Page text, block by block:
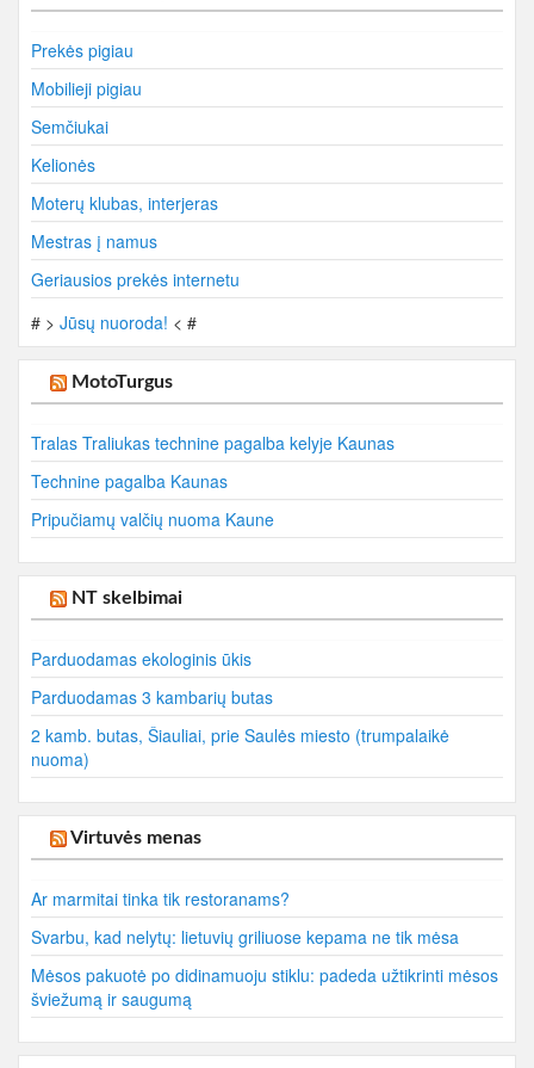
Prekės pigiau
Mobilieji pigiau
Semčiukai
Kelionės
Moterų klubas, interjeras
Mestras į namus
Geriausios prekės internetu
# > Jūsų nuoroda! < #
MotoTurgus
Tralas Traliukas technine pagalba kelyje Kaunas
Technine pagalba Kaunas
Pripučiamų valčių nuoma Kaune
NT skelbimai
Parduodamas ekologinis ūkis
Parduodamas 3 kambarių butas
2 kamb. butas, Šiauliai, prie Saulės miesto (trumpalaikė
nuoma)
Virtuvės menas
Ar marmitai tinka tik restoranams?
Svarbu, kad nelytų: lietuvių griliuose kepama ne tik mėsa
Mėsos pakuotė po didinamuoju stiklu: padeda užtikrinti mėsos
šviežumą ir saugumą